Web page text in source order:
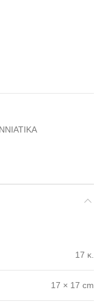
17 κ.
17 × 17 cm